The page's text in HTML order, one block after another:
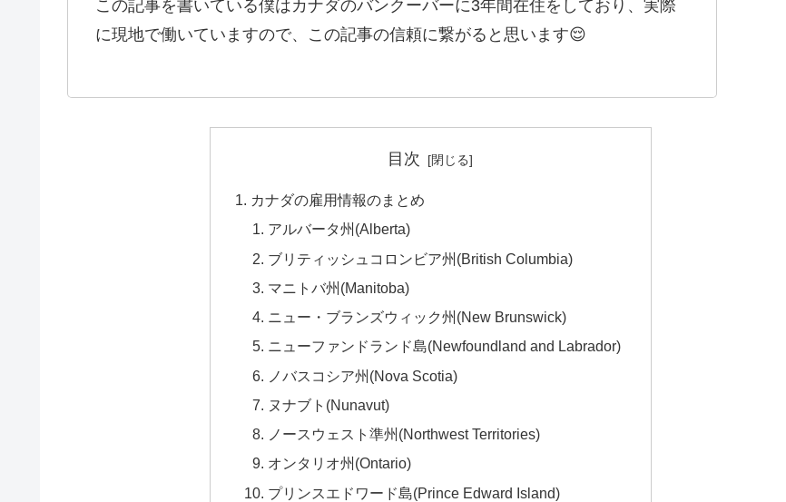
この記事を書いている僕はカナダのバンクーバーに3年間在住をしており、実際
に現地で働いていますので、この記事の信頼に繋がると思います😌
目次
カナダの雇用情報のまとめ
アルバータ州(Alberta)
ブリティッシュコロンビア州(British Columbia)
マニトバ州(Manitoba)
ニュー・ブランズウィック州(New Brunswick)
ニューファンドランド島(Newfoundland and Labrador)
ノバスコシア州(Nova Scotia)
ヌナブト(Nunavut)
ノースウェスト準州(Northwest Territories)
オンタリオ州(Ontario)
プリンスエドワード島(Prince Edward Island)